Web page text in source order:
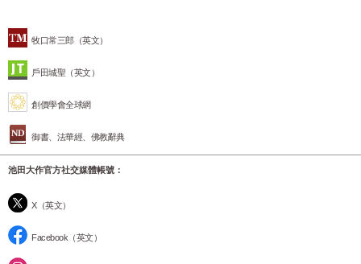
牧口常三郎（英文）
戶田城聖（英文）
創價學會全球網
御書、法華經、佛教辭典
池田大作官方社交媒體帳號：
X（英文）
Facebook（英文）